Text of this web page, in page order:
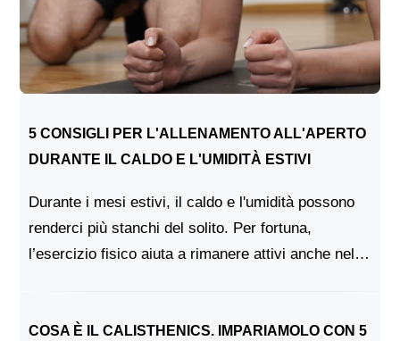
5 CONSIGLI PER L'ALLENAMENTO ALL'APERTO
DURANTE IL CALDO E L'UMIDITÀ ESTIVI
Durante i mesi estivi, il caldo e l'umidità possono
renderci più stanchi del solito. Per fortuna,
l’esercizio fisico aiuta a rimanere attivi anche nelle
COSA È IL CALISTHENICS. IMPARIAMOLO CON 5